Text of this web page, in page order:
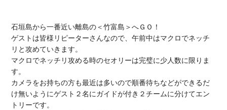
石垣島から一番近い離島の＜竹富島＞へＧＯ！
ゲストは皆様リピーターさんなので、午前中はマクロでネッチ
リと攻めていきます。
マクロでネッチリ攻める時のセオリーは完璧に少人数に限りま
す。
カメラをお持ちの方も最近は多いので順番待ちなどができるだ
け無いようにゲスト２名にガイドが付き２チームに分けてエン
トリーです。